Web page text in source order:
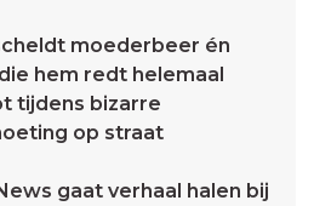
moederbeer én
hem redt helemaal
tijdens bizarre
op straat
gaat verhaal halen bij